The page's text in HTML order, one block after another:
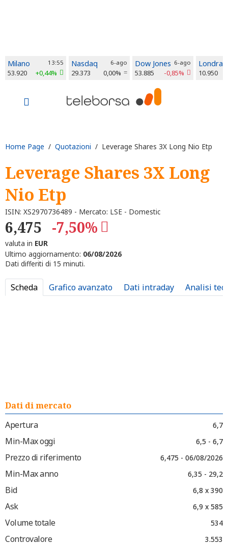
Milano 13:55
53.920 +0,44%
Nasdaq 6-ago
29.373 0,00%
Dow Jones 6-ago
53.885 -0,85%
Londra
10.950
Home Page / Quotazioni / Leverage Shares 3X Long Nio Etp
Leverage Shares 3X Long
Nio Etp
ISIN: XS2970736489 - Mercato: LSE - Domestic
6,475 -7,50%
valuta in EUR
Ultimo aggiornamento: 06/08/2026
Dati differiti di 15 minuti.
Scheda Grafico avanzato Dati intraday Analisi
Dati di mercato
Apertura
6,7
Min-Max oggi 6,5 - 6,7
Prezzo di riferimento 6,475 - 06/08/2026
Min-Max anno 6,35 - 29,2
Bid 6,8 x 390
Ask 6,9 x 585
Volume totale 534
Controvalore 3.553